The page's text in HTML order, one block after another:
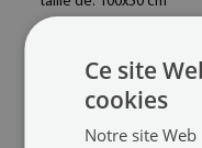
Ce site
cookies
Notre site